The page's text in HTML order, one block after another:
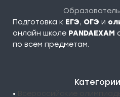
Подготовка к ЕГЭ, ОГЭ и
онлайн школе PANDAEXAM
по всем предметам.
•